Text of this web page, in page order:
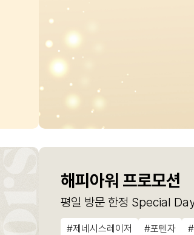
해피아워 프로모션
평일 방문 한정 Special
#제네시스레이저 #포텐자